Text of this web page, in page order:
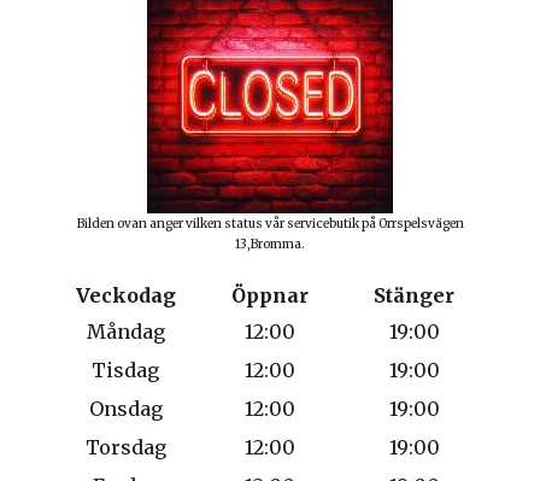
Bilden ovan anger vilken status vår servicebutik på Orrspelsvägen
13,Bromma.
Veckodag Öppnar
Stänger
Måndag
12:00
19:00
Tisdag
12:00
19:00
Onsdag
12:00
19:00
Torsdag
12:00
19:00